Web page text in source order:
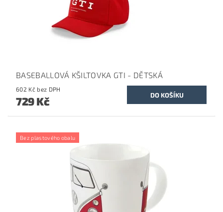
BASEBALLOVÁ KŠILTOVKA GTI - DĚTSKÁ
602 Kč bez DPH
729 Kč
Bez plastového obalu